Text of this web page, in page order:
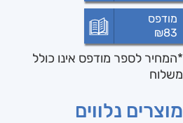
מודפס
₪83
*המחיר לספר מודפס אינו כולל
משלוח
מוצרים נלווים